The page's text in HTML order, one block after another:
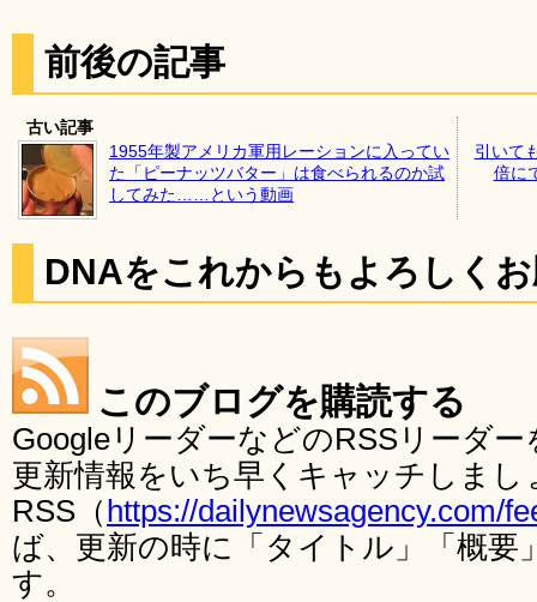
前後の記事
古い記事
1955年製アメリカ軍用レーションに入ってい
た「ピーナッツバター」は食べられるのか試
してみた……という動画
引いて
倍に
DNAをこれからもよろしく
このブログを購読する
GoogleリーダーなどのRSSリーダ
更新情報をいち早くキャッチしま
RSS（ https://dailynewsagency.com/
ば、更新の時に「タイトル」「概要
す。